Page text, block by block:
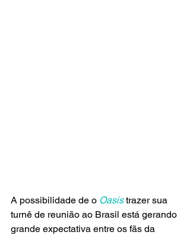
A possibilidade de o Oasis trazer sua
turnê de reunião ao Brasil está gerando
grande expectativa entre os fãs da